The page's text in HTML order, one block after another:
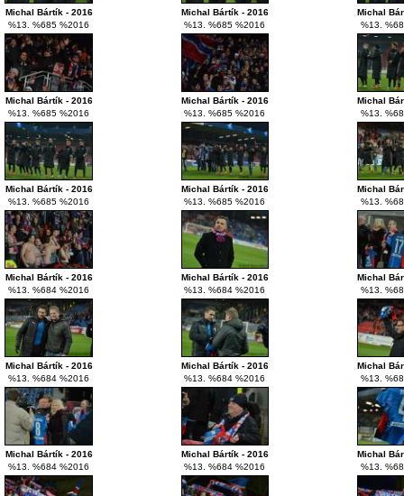
Michal Bártík - 2016
%13. %685 %2016
Michal Bártík - 2016
%13. %685 %2016
Michal
%13.
Michal Bártík - 2016
%13. %685 %2016
Michal Bártík - 2016
%13. %685 %2016
Michal
%13.
Michal Bártík - 2016
%13. %685 %2016
Michal Bártík - 2016
%13. %685 %2016
Michal
%13.
Michal Bártík - 2016
%13. %684 %2016
Michal Bártík - 2016
%13. %684 %2016
Michal
%13.
Michal Bártík - 2016
%13. %684 %2016
Michal Bártík - 2016
%13. %684 %2016
Michal
%13.
Michal Bártík - 2016
%13. %684 %2016
Michal Bártík - 2016
%13. %684 %2016
Michal
%13.